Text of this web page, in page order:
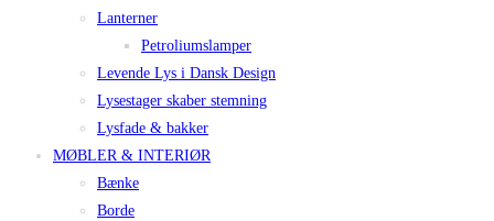
Lanterner
Petroliumslamper
Levende Lys i Dansk Design
Lysestager skaber stemning
Lysfade & bakker
MØBLER & INTERIØR
Bænke
Borde